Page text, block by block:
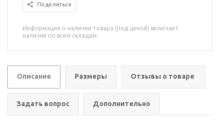
Поделиться
Информация о наличии товара (под ценой) включает
наличие по всем складам.
Описание Размеры Отзывы о товаре
Задать вопрос Дополнительно